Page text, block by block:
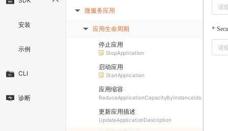
安装
示例
CLI
诊断
▶ 微服务应用
▶ 应用生命周期
停止应用
StopApplication
启动应用
StartApplication
应用缩容
ReduceApplicationCapacityByInstanceIds
更新应用描述
UpdateApplicationDescription